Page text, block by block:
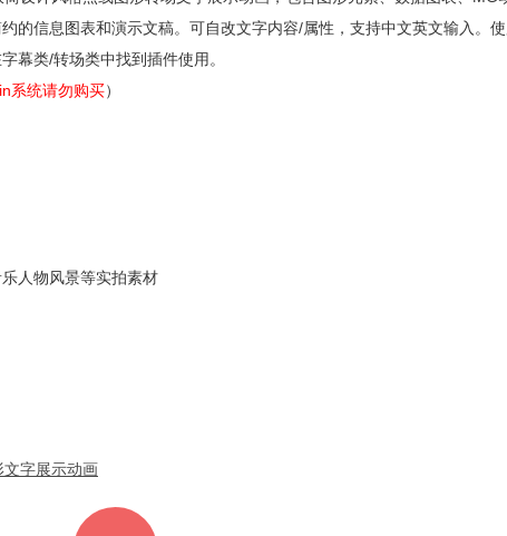
的信息图表和演示文稿。可自改文字内容/属性，支持中文英文输入。
幕类/转场类中找到插件使用。
系统请勿购买）
人物风景等实拍素材
字展示动画